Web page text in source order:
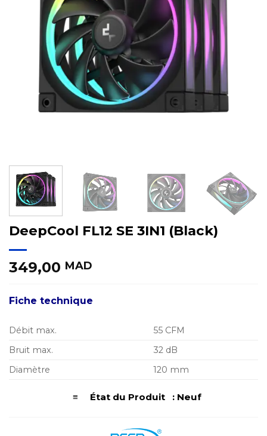
DeepCool FL12 SE 3IN1 (Black)
349,00 MAD
Fiche technique
Débit max.
55 CFM
Bruit max.
32 dB
Diamètre
120 mm
≡ État du Produit : Neuf